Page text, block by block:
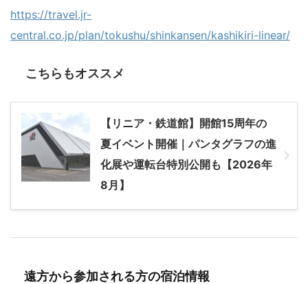
https://travel.jr-
central.co.jp/plan/tokushu/shinkansen/kashikiri-linear/
こちらもオススメ
【リニア・鉄道館】開館15周年の
夏イベント開催｜パンタグラフの進
化展や運転台特別公開も【2026年
8月】
遠方から参加される方の宿泊情報